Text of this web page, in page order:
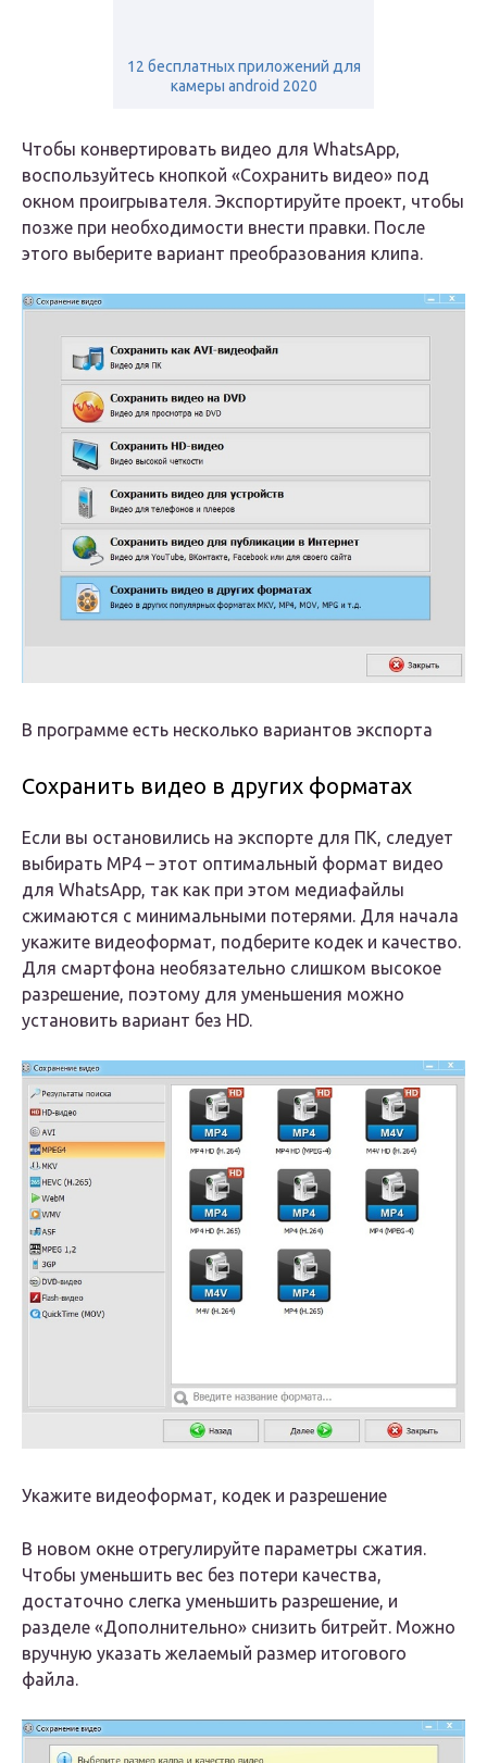
12 бесплатных приложений для
камеры android 2020
Чтобы конвертировать видео для WhatsApp,
воспользуйтесь кнопкой «Сохранить видео» под
окном проигрывателя. Экспортируйте проект, чтобы
позже при необходимости внести правки. После
этого выберите вариант преобразования клипа.
В программе есть несколько вариантов экспорта
Сохранить видео в других форматах
Если вы остановились на экспорте для ПК, следует
выбирать MP4 – этот оптимальный формат видео
для WhatsApp, так как при этом медиафайлы
сжимаются с минимальными потерями. Для начала
укажите видеоформат, подберите кодек и качество.
Для смартфона необязательно слишком высокое
разрешение, поэтому для уменьшения можно
установить вариант без HD.
Укажите видеоформат, кодек и разрешение
В новом окне отрегулируйте параметры сжатия.
Чтобы уменьшить вес без потери качества,
достаточно слегка уменьшить разрешение, и
разделе «Дополнительно» снизить битрейт. Можно
вручную указать желаемый размер итогового
файла.